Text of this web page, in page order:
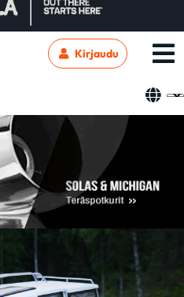
Kirjaudu